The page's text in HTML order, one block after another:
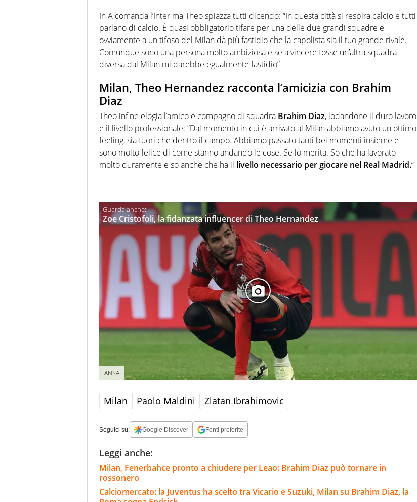
In A comanda l’Inter ma Theo spiazza tutti dicendo: “In questa città si respira calcio e tutti
parlano di calcio. È quasi obbligatorio tifare per una delle due grandi squadre e
ovviamente a un tifoso del Milan dà più fastidio che la capolista sia il tuo grande rivale.
Comunque sono una persona molto ambiziosa e se a vincere fosse un’altra squadra
diversa dal Milan mi darebbe egualmente fastidio”
Milan, Theo Hernandez racconta l’amicizia con Brahim
Diaz
Theo infine elogia l’amico e compagno di squadra Brahim Diaz, lodandone il duro lavoro
e il livello professionale: “Dal momento in cui è arrivato al Milan abbiamo avuto un ottimo
feeling, sia fuori che dentro il campo. Abbiamo passato tanti bei momenti insieme e
sono molto felice di come stanno andando le cose. Se lo merita. So che ha lavorato
molto duramente e so anche che ha il livello necessario per giocare nel Real Madrid.“
Zoe Cristofoli, la fidanzata influencer di Theo Hernandez
ANSA
Milan Paolo Maldini Zlatan Ibrahimovic
Seguici su: Google Discover Fonti preferite
Leggi anche:
Milan, Fenerbahce pronto a chiudere per Leao: Brahim Diaz può tornare in
rossonero
Calciomercato: la Juventus ha scelto tra Vicario e Suzuki, Milan su Brahim Diaz, la